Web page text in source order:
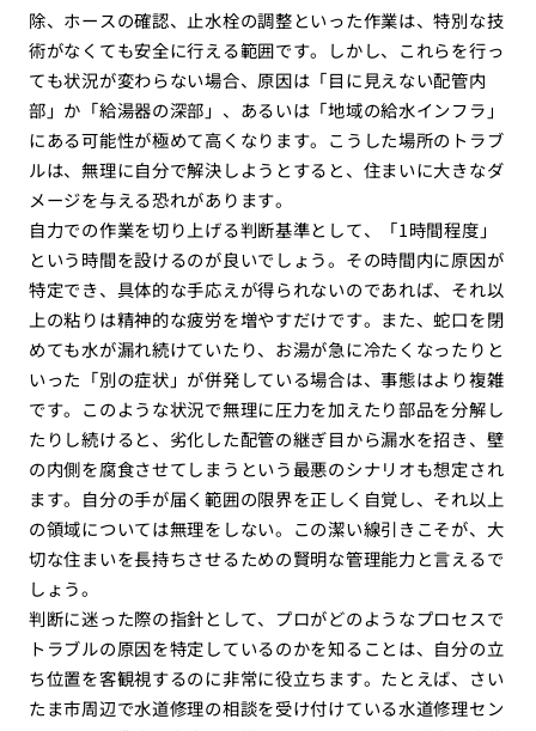
除、ホースの確認、止水栓の調整といった作業は、特別な技
術がなくても安全に行える範囲です。しかし、これらを行っ
ても状況が変わらない場合、原因は「目に見えない配管内
部」か「給湯器の深部」、あるいは「地域の給水インフラ」
にある可能性が極めて高くなります。こうした場所のトラブ
ルは、無理に自分で解決しようとすると、住まいに大きなダ
メージを与える恐れがあります。
自力での作業を切り上げる判断基準として、「1時間程度」
という時間を設けるのが良いでしょう。その時間内に原因が
特定でき、具体的な手応えが得られないのであれば、それ以
上の粘りは精神的な疲労を増やすだけです。また、蛇口を閉
めても水が漏れ続けていたり、お湯が急に冷たくなったりと
いった「別の症状」が併発している場合は、事態はより複雑
です。このような状況で無理に圧力を加えたり部品を分解し
たりし続けると、劣化した配管の継ぎ目から漏水を招き、壁
の内側を腐食させてしまうという最悪のシナリオも想定され
ます。自分の手が届く範囲の限界を正しく自覚し、それ以上
の領域については無理をしない。この潔い線引きこそが、大
切な住まいを長持ちさせるための賢明な管理能力と言えるで
しょう。
判断に迷った際の指針として、プロがどのようなプロセスで
トラブルの原因を特定しているのかを知ることは、自分の立
ち位置を客観視するのに非常に役立ちます。たとえば、さい
たま市周辺で水道修理の相談を受け付けている水道修理セン